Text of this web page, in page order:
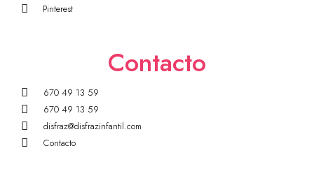
Pinterest
Contacto
670 49 13 59
670 49 13 59
disfraz@disfrazinfantil.com
Contacto